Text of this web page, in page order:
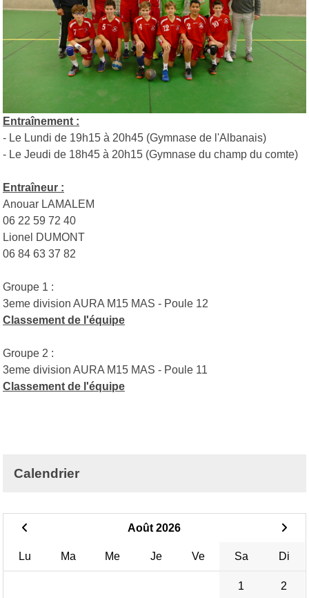
Entraînement :
- Le Lundi de 19h15 à 20h45 (Gymnase de l'Albanais)
- Le Jeudi de 18h45 à 20h15 (Gymnase du champ du comte)
Entraîneur :
Anouar LAMALEM
06 22 59 72 40
Lionel DUMONT
06 84 63 37 82
Groupe 1 :
3eme division AURA M15 MAS - Poule 12
Classement de l'équipe
Groupe 2 :
3eme division AURA M15 MAS - Poule 11
Classement de l'équipe
Calendrier
Août 2026
Lu Ma Me Je Ve Sa Di
1 2